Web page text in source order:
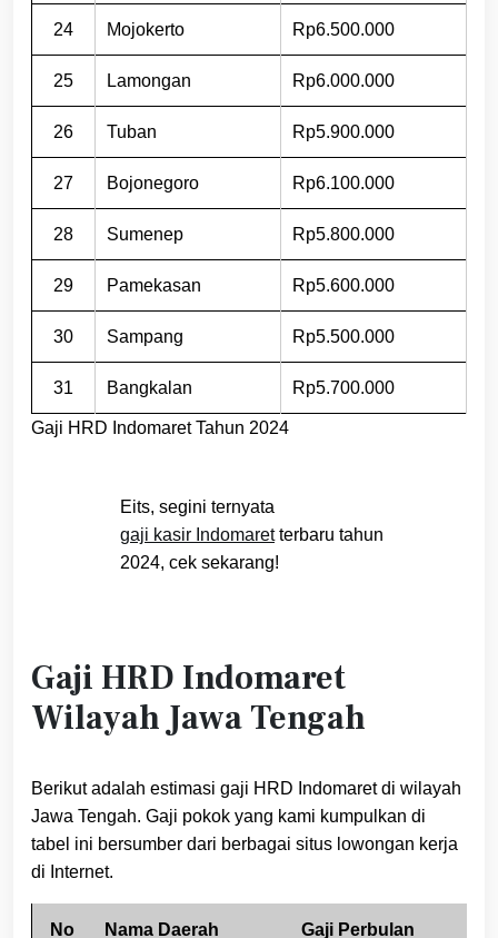
24 Mojokerto Rp6.500.000
25 Lamongan Rp6.000.000
26 Tuban Rp5.900.000
27 Bojonegoro Rp6.100.000
28 Sumenep Rp5.800.000
29 Pamekasan Rp5.600.000
30 Sampang Rp5.500.000
31 Bangkalan Rp5.700.000
Gaji HRD Indomaret Tahun 2024
Eits, segini ternyata
gaji kasir Indomaretterbaru tahun
2024, cek sekarang!
Gaji HRD Indomaret
Wilayah Jawa Tengah
Berikut adalah estimasi gaji HRD Indomaret di wilayah
Jawa Tengah. Gaji pokok yang kami kumpulkan di
tabel ini bersumber dari berbagai situs lowongan kerja
di Internet.
No Nama Daerah Gaji Perbulan